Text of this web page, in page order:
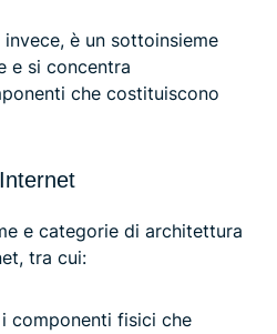
è un sottoinsieme
e si concentra
che costituiscono
e categorie di architettura
tra cui:
i componenti fisici che